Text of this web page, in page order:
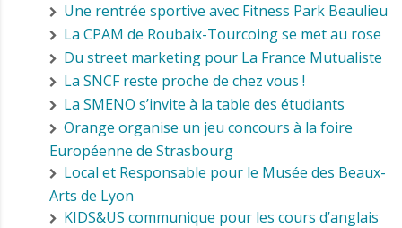
Une rentrée sportive avec Fitness Park Beaulieu
La CPAM de Roubaix-Tourcoing se met au rose
Du street marketing pour La France Mutualiste
La SNCF reste proche de chez vous !
La SMENO s’invite à la table des étudiants
Orange organise un jeu concours à la foire
Européenne de Strasbourg
Local et Responsable pour le Musée des Beaux-
Arts de Lyon
KIDS&US communique pour les cours d’anglais